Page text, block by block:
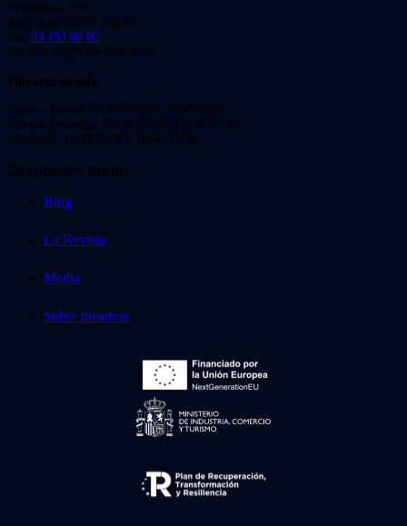
Viladomat, 239
Barcelona 08029. España.
Tel: 93 453 00 00
Email: info@videoinstan.net
Horario tienda
Lunes a jueves: 10:30-14:00 / 17:00-20:00
Viernes y sábado: 10:30-14:00 / 17:00-21:00
Domingo: 11:00-15:00 / 16:00-20:00
Conócenos mejor
Blog
La Revista
Media
Sobre nosotros